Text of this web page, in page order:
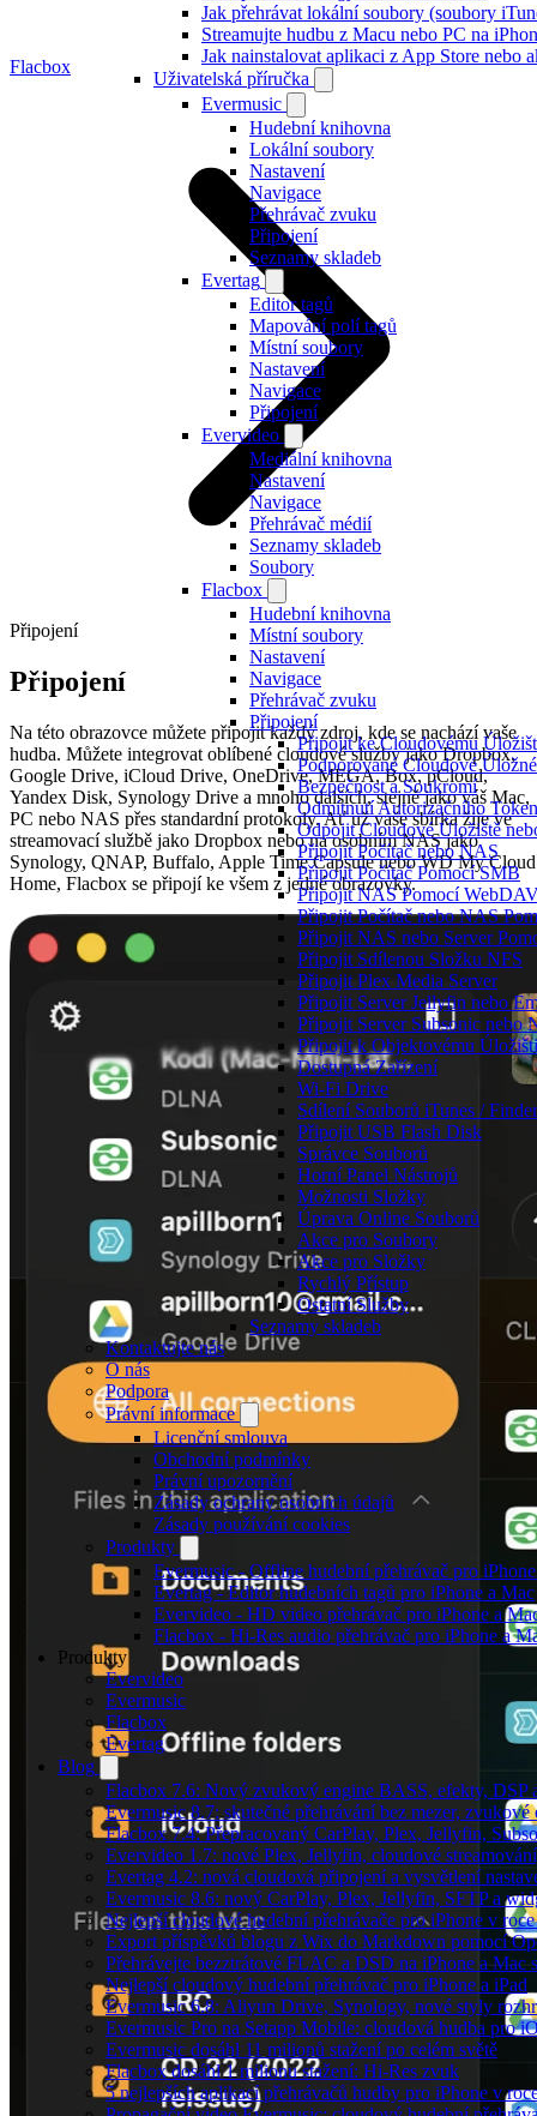
Jak přehrávat lokální soubory (soubory
Streamujte hudbu z Macu nebo PC na
Jak nainstalovat aplikaci z App Store nebo
Uživatelská příručka
Evermusic
Hudební knihovna
Lokální soubory
Nastavení
Navigace
Přehrávač zvuku
Připojení
Seznamy skladeb
Evertag
Editor tagů
Mapování polí tagů
Místní soubory
Nastavení
Navigace
Připojení
Evervideo
Mediální knihovna
Nastavení
Navigace
Přehrávač médií
Seznamy skladeb
Soubory
Flacbox
Hudební knihovna
Místní soubory
Nastavení
Navigace
Přehrávač zvuku
Připojení
Připojit ke Cloudovému
Podporované Cloudové
Bezpečnost a Soukromí
Odmítnutí Autorizačního
Odpojit Cloudové Úložiště
Připojit Počítač nebo NAS
Připojit Počítač Pomocí SMB
Připojit NAS Pomocí
Připojit Počítač nebo NAS
Připojit NAS nebo Server
Připojit Sdílenou Složku NFS
Připojit Plex Media Server
Připojit Server Jellyfin nebo
Připojit Server Subsonic nebo
Připojit k Objektovému
Dostupná Zařízení
Wi-Fi Drive
Sdílení Souborů iTunes / Finder
Připojit USB Flash Disk
Správce Souborů
Horní Panel Nástrojů
Možnosti Složky
Úprava Online Souborů
Akce pro Soubory
Akce pro Složky
Rychlý Přístup
Ostatní Služby
Seznamy skladeb
Kontaktujte nás
O nás
Podpora
Právní informace
Licenční smlouva
Obchodní podmínky
Právní upozornění
Zásady ochrany osobních údajů
Zásady používání cookies
Produkty
Evermusic - Offline hudební přehrávač pro
Evertag - Editor hudebních tagů pro iPhone a Mac
Evervideo - HD video přehrávač pro iPhone a
Flacbox - Hi-Res audio přehrávač pro iPhone a
Produkty
Evervideo
Evermusic
Flacbox
Evertag
Blog
Flacbox 7.6: Nový zvukový engine BASS, efekty, DSP
Evermusic 8.7: skutečné přehrávání bez mezer,
Flacbox 7.4: Přepracovaný CarPlay, Plex, Jellyfin,
Evervideo 1.7: nové Plex, Jellyfin, cloudové
Evertag 4.2: nová cloudová připojení a vysvětlení
Evermusic 8.6: nový CarPlay, Plex, Jellyfin, SFTP a
Nejlepší cloudové hudební přehrávače pro iPhone v
Export příspěvků blogu z Wix do Markdown pomocí
Přehrávejte bezztrátové FLAC a DSD na iPhone a Mac
Nejlepší cloudový hudební přehrávač pro iPhone a iPad
Evermusic 6.8: Aliyun Drive, Synology, nové styly
Evermusic Pro na Setapp Mobile: cloudová hudba pro
Evermusic dosáhl 11 milionů stažení po celém světě
Flacbox dosáhl 1 milionu stažení: Hi-Res zvuk
5 nejlepších aplikací přehrávačů hudby pro iPhone v
Flacbox
Připojení
Připojení
Na této obrazovce můžete připojit každý zdroj, kde se nachází vaše
hudba. Můžete integrovat oblíbené cloudové služby jako Dropbox,
Google Drive, iCloud Drive, OneDrive, MEGA, Box, pCloud,
Yandex Disk, Synology Drive a mnoho dalších, stejně jako váš Mac,
PC nebo NAS přes standardní protokoly. Ať už vaše sbírka žije ve
streamovací službě jako Dropbox nebo na osobním NAS jako
Synology, QNAP, Buffalo, Apple Time Capsule nebo WD My Cloud
Home, Flacbox se připojí ke všem z jedné obrazovky.